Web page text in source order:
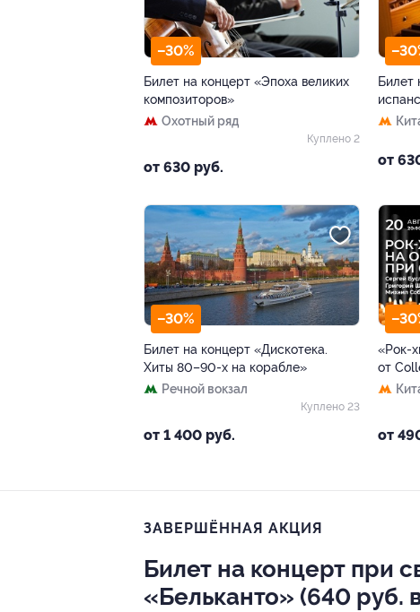
–30%
Билет на концерт «Эпоха великих
композиторов»
Охотный ряд
от 630 руб.
Куплено 2
Билет
от
–30%
Билет на концерт «Дискотека.
Хиты 80–90-х на корабле»
Речной вокзал
от 1 400 руб.
Куплено 23
«Рок-
от
от
ЗАВЕРШЁННАЯ АКЦИЯ
Билет на концерт при
«Бельканто» (640 руб.